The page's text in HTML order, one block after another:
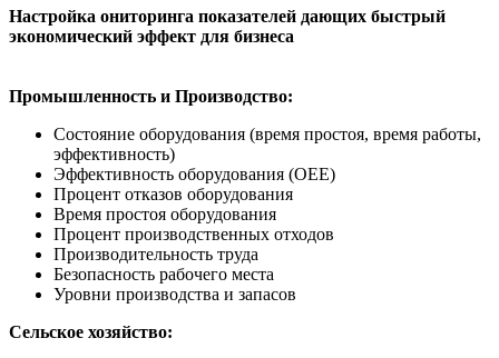
Настройка ониторинга показателей дающих быстрый
экономический эффект для бизнеса
Промышленность и Производство:
Состояние оборудования (время простоя, время работы,
эффективность)
Эффективность оборудования (OEE)
Процент отказов оборудования
Время простоя оборудования
Процент производственных отходов
Производительность труда
Безопасность рабочего места
Уровни производства и запасов
Сельское хозяйство: